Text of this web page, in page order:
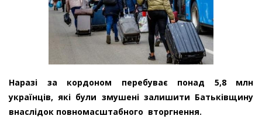
Наразі за кордоном перебуває понад 5,8 млн
українців, які були змушені залишити Батьківщину
внаслідок повномасштабного вторгнення.